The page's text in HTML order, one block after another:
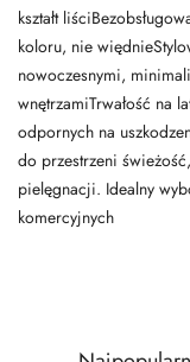
kształt
koloru, nie
nowoczesnymi,
wnętrzamiTrwałość na
odpornych na
do przestrzeni
pielęgnacji. Idealny
komercyjnych